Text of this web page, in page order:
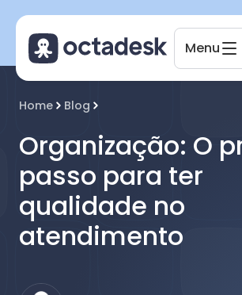
Menu
Home Blog
Organização: O
passo para ter
qualidade no
atendimento
Online agora